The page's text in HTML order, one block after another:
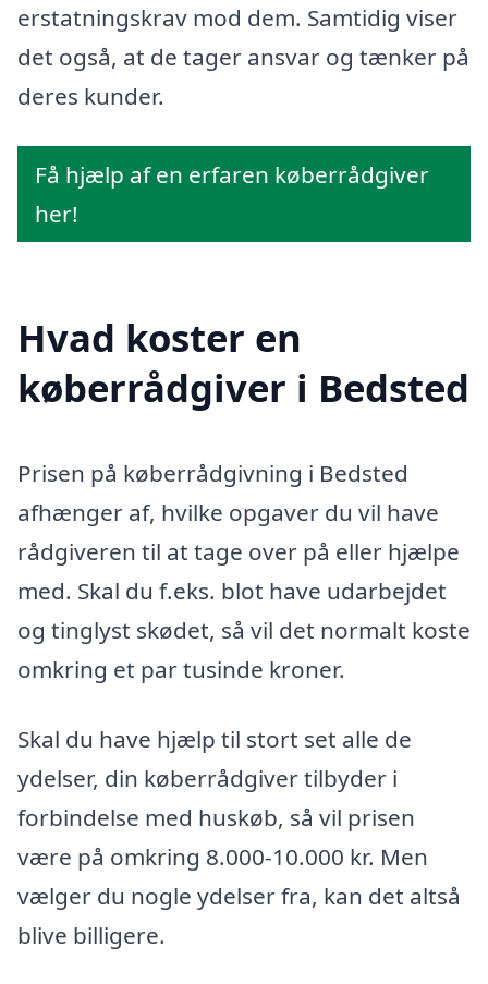
erstatningskrav mod dem. Samtidig viser
det også, at de tager ansvar og tænker på
deres kunder.
Få hjælp af en erfaren køberrådgiver
her!
Hvad koster en
køberrådgiver i Bedsted
Prisen på køberrådgivning i Bedsted
afhænger af, hvilke opgaver du vil have
rådgiveren til at tage over på eller hjælpe
med. Skal du f.eks. blot have udarbejdet
og tinglyst skødet, så vil det normalt koste
omkring et par tusinde kroner.
Skal du have hjælp til stort set alle de
ydelser, din køberrådgiver tilbyder i
forbindelse med huskøb, så vil prisen
være på omkring 8.000-10.000 kr. Men
vælger du nogle ydelser fra, kan det altså
blive billigere.